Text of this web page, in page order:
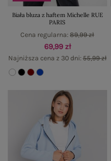
Biała bluza z haftem Michelle RUE
PARIS
69,99 zł
Najniższa cena z 30 dni:55,99 zł
Cena regularna:89,99 zł